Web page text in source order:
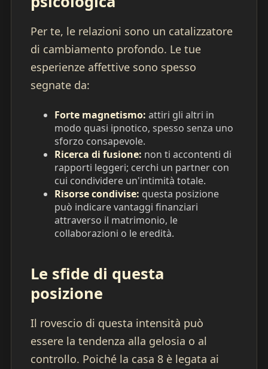
Per te, le relazioni sono un catalizzatore
di cambiamento profondo. Le tue
esperienze affettive sono spesso
segnate da:
Forte magnetismo: attiri gli altri in
modo quasi ipnotico, spesso senza uno
sforzo consapevole.
Ricerca di fusione: non ti accontenti di
rapporti leggeri; cerchi un partner con
cui condividere un'intimità totale.
Risorse condivise: questa posizione
può indicare vantaggi finanziari
attraverso il matrimonio, le
collaborazioni o le eredità.
Le sfide di questa
posizione
Il rovescio di questa intensità può
essere la tendenza alla gelosia o al
controllo. Poiché la casa 8 è legata ai